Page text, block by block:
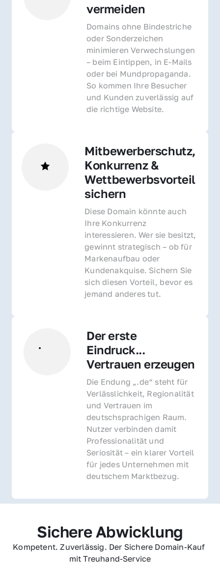
vermeiden
Domains ohne Bindestriche
oder Sonderzeichen
minimieren Verwechslungen
– beim Eintippen, in E-Mails
oder bei Mundpropaganda.
So kommen Ihre Besucher
und Kunden zuverlässig auf
die richtige Website.
Mitbewerberschutz,
Konkurrenz &
Wettbewerbsvorteil
sichern
Diese Domain könnte auch
Ihre Konkurrenz
interessieren. Wer sie besitzt,
gewinnt strategisch – ob für
Markenaufbau oder
Kundenakquise. Sichern Sie
sich diesen Vorteil, bevor es
jemand anderes tut.
Der erste
Eindruck...
Vertrauen erzeugen
Die Endung „.de“ steht für
Verlässlichkeit, Regionalität
und Vertrauen im
deutschsprachigen Raum.
Nutzer verbinden damit
Professionalität und
Seriosität – ein klarer Vorteil
für jedes Unternehmen mit
deutschem Marktbezug.
Sichere Abwicklung
Kompetent. Zuverlässig. Der Sichere Domain-Kauf
mit Treuhand-Service